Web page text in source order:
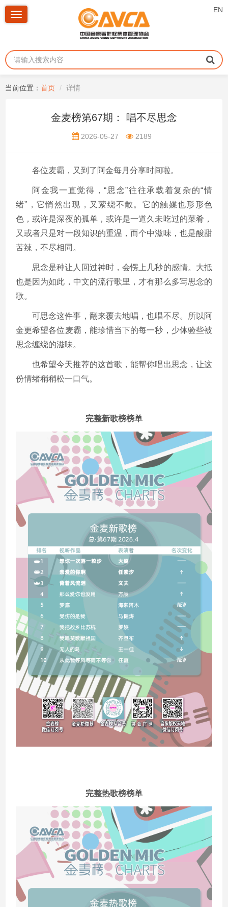
EN
Toggle
当前位置： 首页 详情
金麦榜第67期： 唱不尽思念
2026-05-27 2189
各位麦霸，又到了阿金每月分享时间啦。
阿金我一直觉得，“思念”往往承载着复杂的“情
绪”，它悄然出现，又萦绕不散。它的触媒也形形色
色，或许是深夜的孤单，或许是一道久未吃过的菜肴，
又或者只是对一段知识的重温，而个中滋味，也是酸甜
苦辣，不尽相同。
思念是种让人回过神时，会愣上几秒的感情。大抵
也是因为如此，中文的流行歌里，才有那么多写思念的
歌。
可思念这件事，翻来覆去地唱，也唱不尽。所以阿
金更希望各位麦霸，能珍惜当下的每一秒，少体验些被
思念缠绕的滋味。
也希望今天推荐的这首歌，能帮你唱出思念，让这
份情绪稍稍松一口气。
完整新歌榜榜单
完整热歌榜榜单